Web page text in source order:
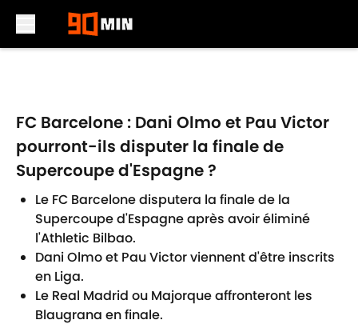
FC Barcelone : Dani Olmo et Pau Victor
pourront-ils disputer la finale de
Supercoupe d'Espagne ?
Le FC Barcelone disputera la finale de la
Supercoupe d'Espagne après avoir éliminé
l'Athletic Bilbao.
Dani Olmo et Pau Victor viennent d'être inscrits
en Liga.
Le Real Madrid ou Majorque affronteront les
Blaugrana en finale.